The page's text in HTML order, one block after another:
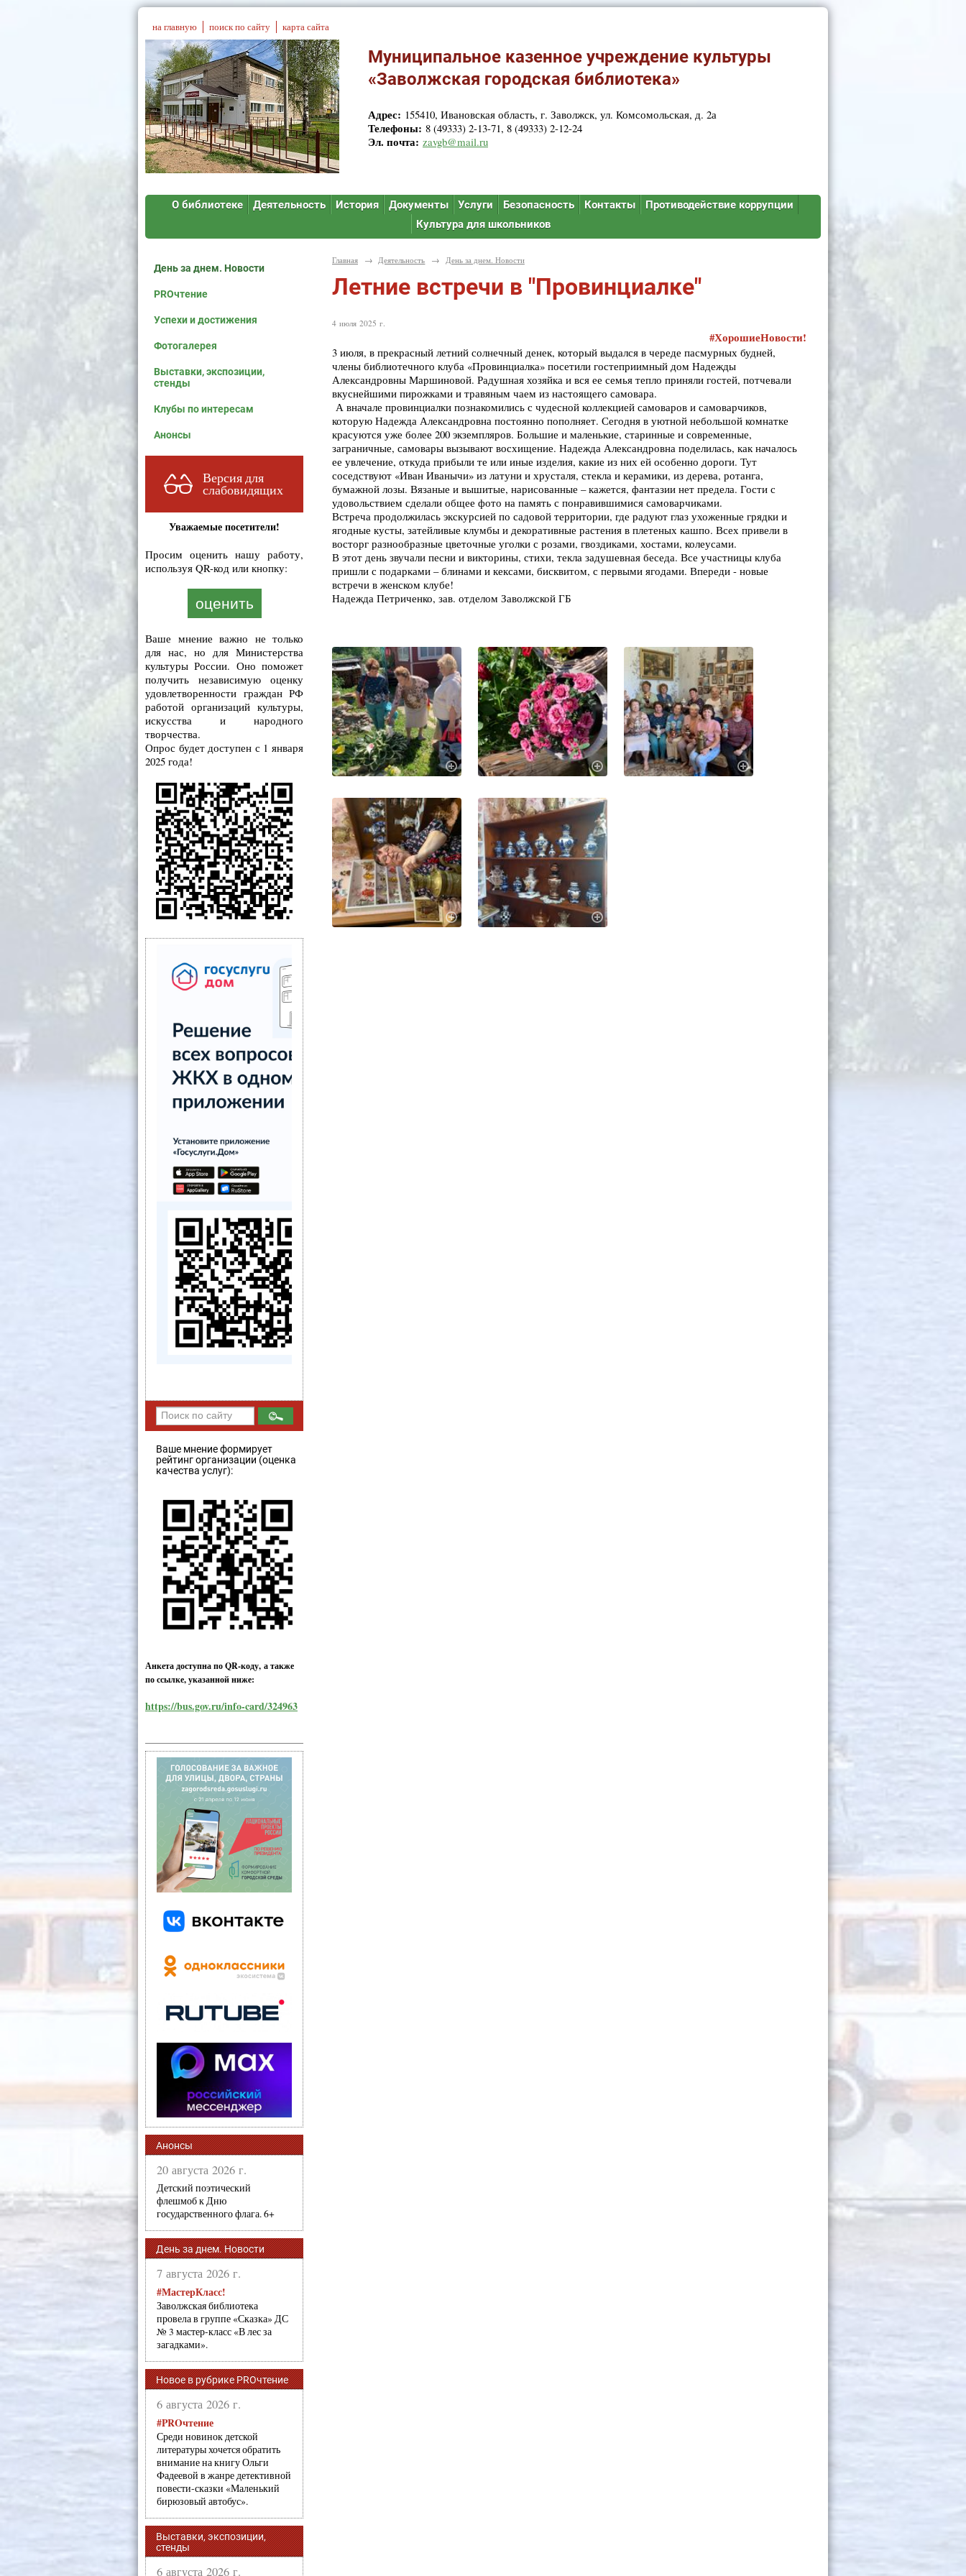
на главную поиск по сайту карта сайта
Муниципальное казенное учреждение культуры
«Заволжская городская библиотека»
Адрес: 155410, Ивановская область, г. Заволжск, ул. Комсомольская, д. 2а
Телефоны: 8 (49333) 2-13-71, 8 (49333) 2-12-24
Эл. почта: zavgb@mail.ru
О библиотеке Деятельность История Документы Услуги Безопасность Контакты
Противодействие коррупции
Культура для школьников
День за днем. Новости
PROчтение
Успехи и достижения
Фотогалерея
Выставки, экспозиции,
стенды
Клубы по интересам
Анонсы
Версия для
слабовидящих
Уважаемые посетители!
Просим оценить нашу работу,
используя QR-код или кнопку:
оценить
Ваше мнение важно не только
для нас, но для Министерства
культуры России. Оно поможет
получить независимую оценку
удовлетворенности граждан РФ
работой организаций культуры,
искусства и народного
творчества.
Опрос будет доступен с 1 января
2025 года!
Ваше мнение формирует
рейтинг организации (оценка
качества услуг):
Анкета доступна по QR-коду, а также
по ссылке, указанной ниже:
https://bus.gov.ru/info-card/324963
Анонсы
20 августа 2026 г.
Детский поэтический
флешмоб к Дню
государственного флага. 6+
День за днем. Новости
7 августа 2026 г.
#МастерКласс!
Заволжская библиотека
провела в группе «Сказка» ДС
№ 3 мастер-класс «В лес за
загадками».
Новое в рубрике PROчтение
6 августа 2026 г.
#PROчтение
Среди новинок детской
литературы хочется обратить
внимание на книгу Ольги
Фадеевой в жанре детективной
повести-сказки «Маленький
бирюзовый автобус».
Выставки, экспозиции,
стенды
6 августа 2026 г.
Главная → Деятельность → День за днем. Новости
Летние встречи в "Провинциалке"
4 июля 2025 г.
#ХорошиеНовости!
3 июля, в прекрасный летний солнечный денек, который выдался в череде пасмурных будней,
члены библиотечного клуба «Провинциалка» посетили гостеприимный дом Надежды
Александровны Маршиновой. Радушная хозяйка и вся ее семья тепло приняли гостей, потчевали
вкуснейшими пирожками и травяным чаем из настоящего самовара.
А вначале провинциалки познакомились с чудесной коллекцией самоваров и самоварчиков,
которую Надежда Александровна постоянно пополняет. Сегодня в уютной небольшой комнатке
красуются уже более 200 экземпляров. Большие и маленькие, старинные и современные,
заграничные, самовары вызывают восхищение. Надежда Александровна поделилась, как началось
ее увлечение, откуда прибыли те или иные изделия, какие из них ей особенно дороги. Тут
соседствуют «Иван Иванычи» из латуни и хрусталя, стекла и керамики, из дерева, ротанга,
бумажной лозы. Вязаные и вышитые, нарисованные – кажется, фантазии нет предела. Гости с
удовольствием сделали общее фото на память с понравившимися самоварчиками.
Встреча продолжилась экскурсией по садовой территории, где радуют глаз ухоженные грядки и
ягодные кусты, затейливые клумбы и декоративные растения в плетеных кашпо. Всех привели в
восторг разнообразные цветочные уголки с розами, гвоздиками, хостами, колеусами.
В этот день звучали песни и викторины, стихи, текла задушевная беседа. Все участницы клуба
пришли с подарками – блинами и кексами, бисквитом, с первыми ягодами. Впереди - новые
встречи в женском клубе!
Надежда Петриченко, зав. отделом Заволжской ГБ